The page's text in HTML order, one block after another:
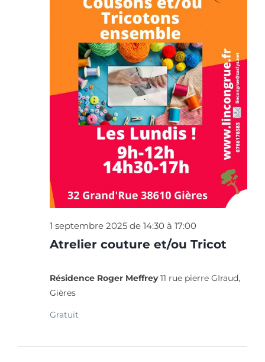
Atrelier couture et/ou Tricot
1 septembre 2025 de 14:30 à 17:00
Résidence Roger Meffrey11 rue pierre GIraud,
Gières
Gratuit